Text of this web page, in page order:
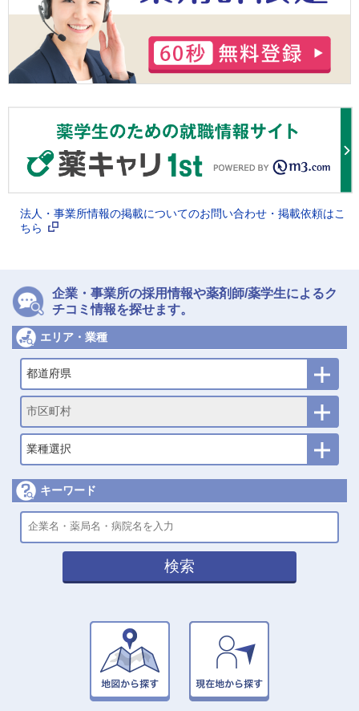
法人・事業所情報の掲載についてのお問い合わせ・掲載依頼はこ
ちら
企業・事業所の採用情報や薬剤師/薬学生によるク
チコミ情報を探せます。
エリア・業種
都道府県
市区町村
業種選択
キーワード
検索